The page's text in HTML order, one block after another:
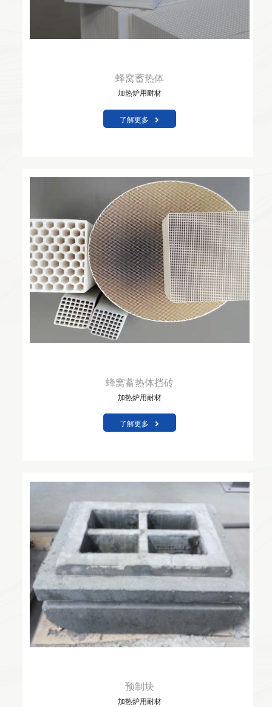
蜂窝蓄热体
加热炉用耐材
了解更多
蜂窝蓄热体挡砖
加热炉用耐材
了解更多
预制块
加热炉用耐材